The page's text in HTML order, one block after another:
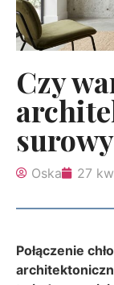
Czy
Oska 27
Połączenie